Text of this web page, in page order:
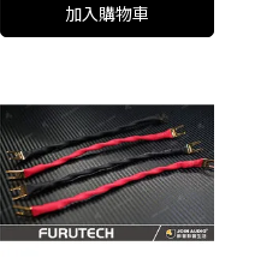
加入購物車